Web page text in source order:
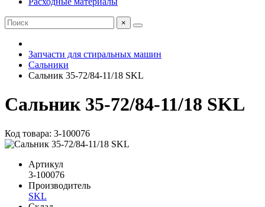
×
Запчасти для стиральных машин
Сальники
Сальник 35-72/84-11/18 SKL
Сальник 35-72/84-11/18 SKL
Код товара: 3-100076
Артикул
3-100076
Производитель
SKL